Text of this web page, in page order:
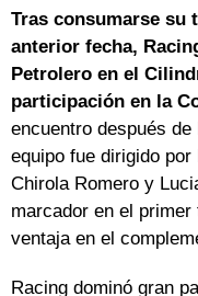
Tras consumarse su
anterior fecha,
Petrolero en el
participación en la
encuentro después
equipo fue dirigido
Chirola Romero y
marcador en el
ventaja en el
Racing dominó gran